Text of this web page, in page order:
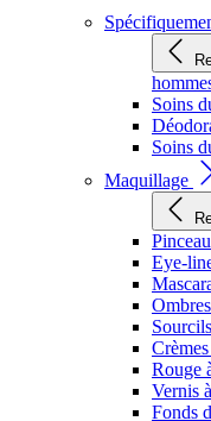
Soins
Soins
Maquillage
Eye-
Sourcils
Rouge
Vernis
Fonds